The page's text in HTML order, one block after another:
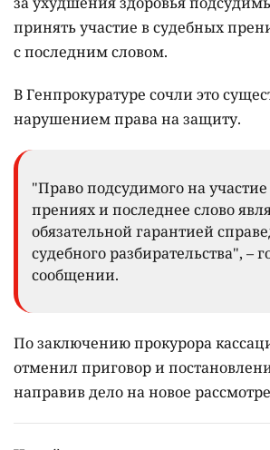
принять участие в судебных
с последним словом.
В Генпрокуратуре сочли это
нарушением права на защиту.
"Право подсудимого на
прениях и последнее слово
обязательной гарантией
судебного разбирательства", –
сообщении.
По заключению прокурора
отменил приговор и
направив дело на новое